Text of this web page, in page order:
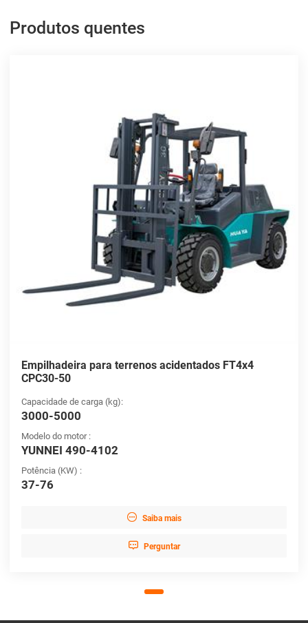
Produtos quentes
Empilhadeira para terrenos acidentados FT4x4
CPC30-50
Capacidade de carga (kg):
3000-5000
Modelo do motor :
YUNNEI 490-4102
Potência (KW) :
37-76
 Saiba mais
 Perguntar